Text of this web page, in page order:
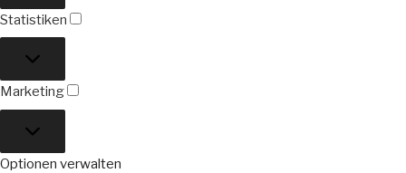
Statistiken
Marketing
Optionen verwalten